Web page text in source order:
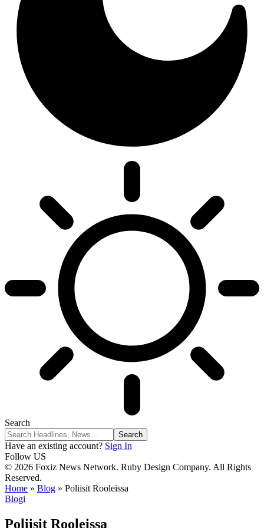
Search
Have an existing account? Sign In
Follow US
© 2026 Foxiz News Network. Ruby Design Company. All Rights
Reserved.
Home » Blog » Poliisit Rooleissa
Blogi
Poliisit Rooleissa